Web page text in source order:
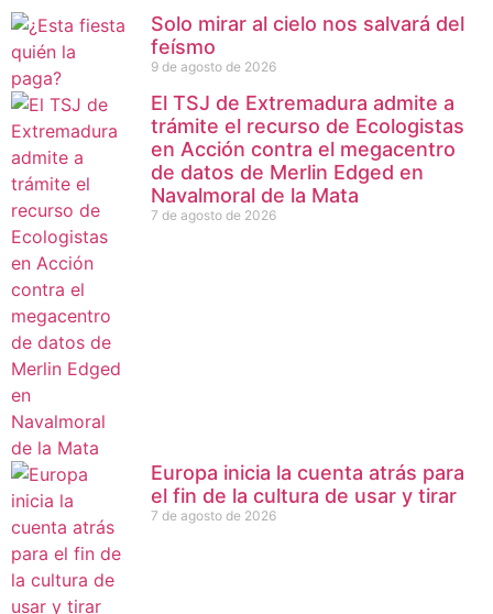
Solo mirar al cielo nos salvará del
feísmo
9 de agosto de 2026
El TSJ de Extremadura admite a
trámite el recurso de Ecologistas
en Acción contra el megacentro
de datos de Merlin Edged en
Navalmoral de la Mata
7 de agosto de 2026
Europa inicia la cuenta atrás para
el fin de la cultura de usar y tirar
7 de agosto de 2026